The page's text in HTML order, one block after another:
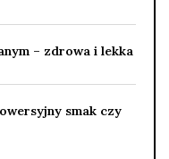
– zdrowa i lekka
smak czy